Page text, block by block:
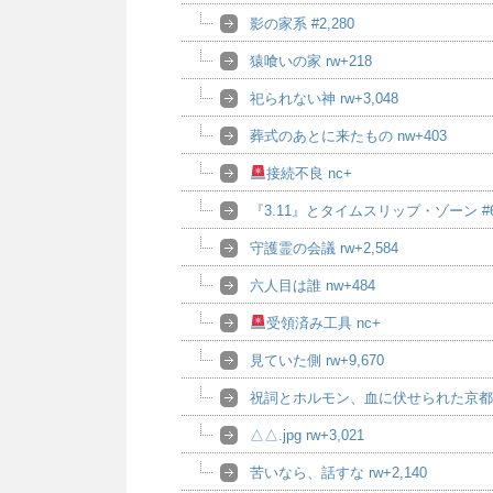
影の家系 #2,280
猿喰いの家 rw+218
祀られない神 rw+3,048
葬式のあとに来たもの nw+403
接続不良 nc+
『3.11』とタイムスリップ・ゾーン
守護霊の会議 rw+2,584
六人目は誰 nw+484
受領済み工具 nc+
見ていた側 rw+9,670
祝詞とホルモン、血に伏せられた京
△△.jpg rw+3,021
苦いなら、話すな rw+2,140